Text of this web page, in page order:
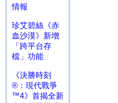
情報
珍艾碧絲《赤
血沙漠》新增
「跨平台存
檔」功能
《決勝時刻
®：現代戰爭
™4》首揭全新